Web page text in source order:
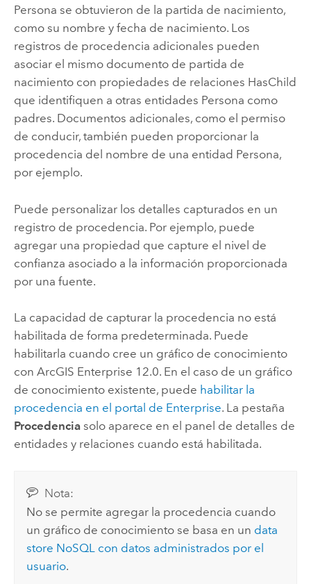
Persona se obtuvieron de la partida de nacimiento,
como su nombre y fecha de nacimiento. Los
registros de procedencia adicionales pueden
asociar el mismo documento de partida de
nacimiento con propiedades de relaciones HasChild
que identifiquen a otras entidades Persona como
padres. Documentos adicionales, como el permiso
de conducir, también pueden proporcionar la
procedencia del nombre de una entidad Persona,
por ejemplo.
Puede personalizar los detalles capturados en un
registro de procedencia. Por ejemplo, puede
agregar una propiedad que capture el nivel de
confianza asociado a la información proporcionada
por una fuente.
La capacidad de capturar la procedencia no está
habilitada de forma predeterminada. Puede
habilitarla cuando cree un gráfico de conocimiento
con ArcGIS Enterprise 12.0. En el caso de un gráfico
de conocimiento existente, puede habilitar la
procedencia en el portal de Enterprise. La pestaña
Procedenciasolo aparece en el panel de detalles de
entidades y relaciones cuando está habilitada.
Nota:
No se permite agregar la procedencia cuando
un gráfico de conocimiento se basa en un data
store NoSQL con datos administrados por el
usuario.